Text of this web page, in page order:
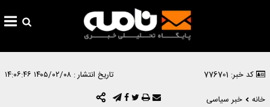
کد خبر: 776701 تاریخ انتشار : ۱۴۰۵/۰۲/۰۸ ۱۴:۰۶:۴۶
خانه
خبر سیاسی